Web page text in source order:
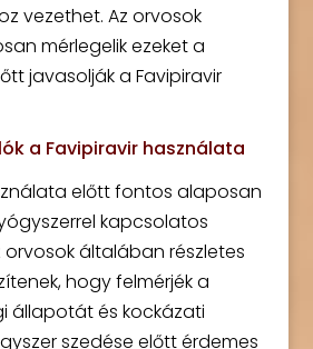
vezethet. Az orvosok
mérlegelik ezeket a
javasolják a Favipiravir
a Favipiravir használata
előtt fontos alaposan
kapcsolatos
orvosok általában részletes
hogy felmérjék a
állapotát és kockázati
szedése előtt érdemes